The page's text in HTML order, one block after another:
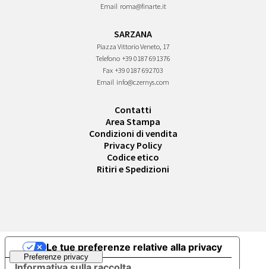
Email roma@finarte.it
SARZANA
Piazza Vittorio Veneto, 17
Telefono +39 0187 691376
Fax +39 0187 692703
Email info@czernys.com
Contatti
Area Stampa
Condizioni di vendita
Privacy Policy
Codice etico
Ritiri e Spedizioni
Le tue preferenze relative alla privacy